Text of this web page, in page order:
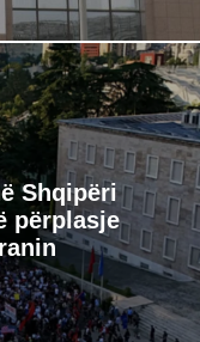
Shqipëri
përplasje